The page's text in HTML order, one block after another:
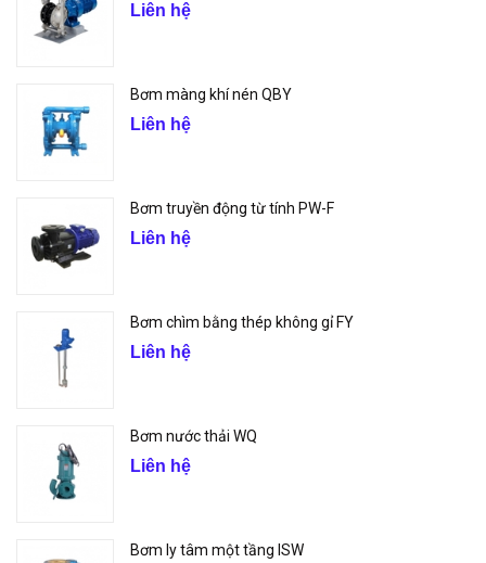
Liên hệ
Bơm màng khí nén QBY
Liên hệ
Bơm truyền động từ tính PW-F
Liên hệ
Bơm chìm bằng thép không gỉ FY
Liên hệ
Bơm nước thải WQ
Liên hệ
Bơm ly tâm một tầng ISW